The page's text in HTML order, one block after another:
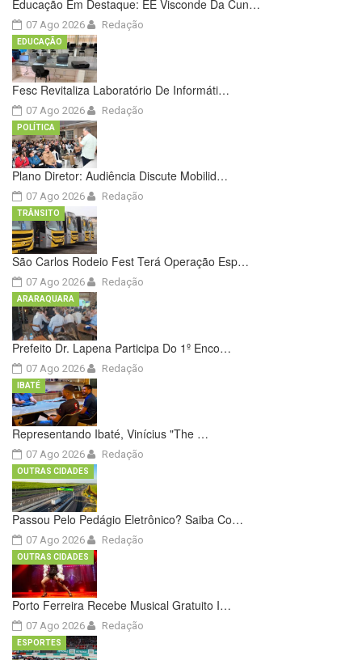
Educação Em Destaque: EE Visconde Da Cun…
07 Ago 2026 Redação
Fesc Revitaliza Laboratório De Informáti…
07 Ago 2026
EDUCAÇÃO
Redação
Plano Diretor: Audiência Discute Mobilid…
07 Ago 2026
POLÍTICA
Redação
São Carlos Rodeio Fest Terá Operação Esp…
07 Ago 2026
TRÂNSITO
Redação
Prefeito Dr. Lapena Participa Do 1º Enco…
07 Ago 2026
ARARAQUARA
Redação
Representando Ibaté, Vinícius "The …
07 Ago 2026
IBATÉ
Redação
Passou Pelo Pedágio Eletrônico? Saiba Co…
07 Ago 2026
OUTRAS CIDADES
Redação
Porto Ferreira Recebe Musical Gratuito I…
07 Ago 2026
OUTRAS CIDADES
Redação
ESPORTES